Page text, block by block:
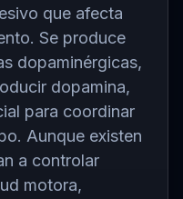
que afecta
Se produce
dopaminérgicas,
dopamina,
para coordinar
Aunque existen
a controlar
motora,